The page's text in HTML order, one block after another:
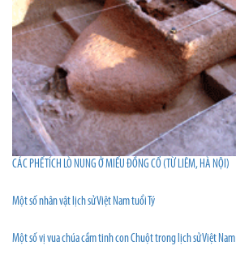
CÁC PHẾ TÍCH LÒ NUNG Ở MIẾU ĐỒNG CỔ (TỪ LIÊM, HÀ NỘI)
Một số nhân vật lịch sử Việt Nam tuổi Tý
Một số vị vua chúa cầm tinh con Chuột trong lịch sử Việt Nam